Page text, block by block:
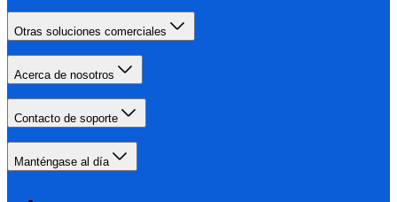
Otras soluciones comerciales
Acerca de nosotros
Contacto de soporte
Manténgase al día